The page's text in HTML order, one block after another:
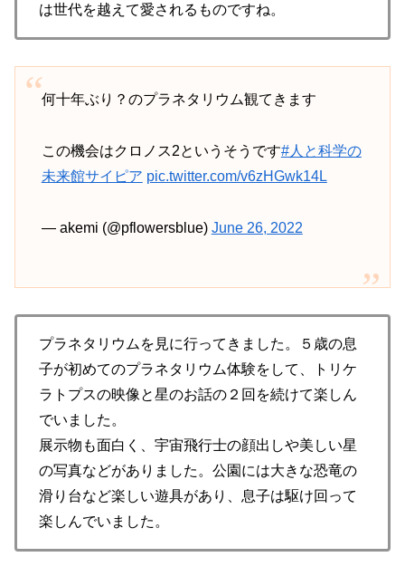
は世代を越えて愛されるものですね。
何十年ぶり？のプラネタリウム観てきます
この機会はクロノス2というそうです#人と科学の
未来館サイピア pic.twitter.com/v6zHGwk14L
— akemi (@pflowersblue) June 26, 2022
プラネタリウムを見に行ってきました。５歳の息
子が初めてのプラネタリウム体験をして、トリケ
ラトプスの映像と星のお話の２回を続けて楽しん
でいました。
展示物も面白く、宇宙飛行士の顔出しや美しい星
の写真などがありました。公園には大きな恐竜の
滑り台など楽しい遊具があり、息子は駆け回って
楽しんでいました。